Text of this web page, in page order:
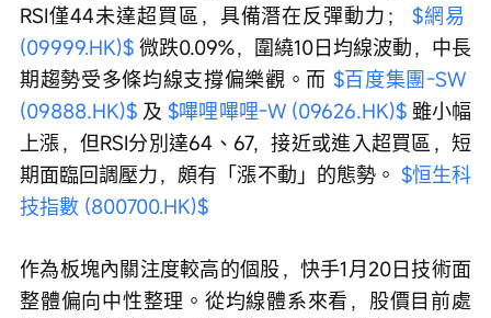
RSI僅44未達超買區，具備潛在反彈動力； $網易
(09999.HK)$ 微跌0.09%，圍繞10日均線波動，中長
期趨勢受多條均線支撐偏樂觀。而 $百度集團-SW
(09888.HK)$ 及 $嗶哩嗶哩-W (09626.HK)$ 雖小幅
上漲，但RSI分別達64、67，接近或進入超買區，短
期面臨回調壓力，頗有「漲不動」的態勢。 $恒生科
技指數 (800700.HK)$
作為板塊內關注度較高的個股，快手1月20日技術面
整體偏向中性整理。從均線體系來看，股價目前處